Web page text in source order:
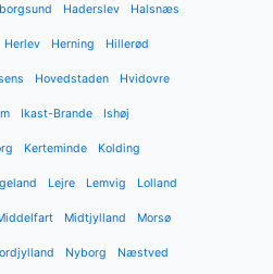
Haderslev Halsnæs
Herlev Herning Hillerød
Hovedstaden Hvidovre
Ikast-Brande Ishøj
Kerteminde Kolding
Lejre Lemvig Lolland
Midtjylland Morsø
Nyborg Næstved